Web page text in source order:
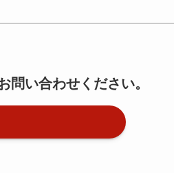
問い合わせください。